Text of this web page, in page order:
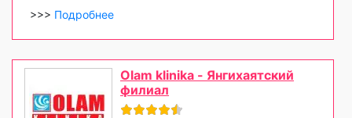
>>> Подробнее
Olam klinika - Янгихаятский
филиал